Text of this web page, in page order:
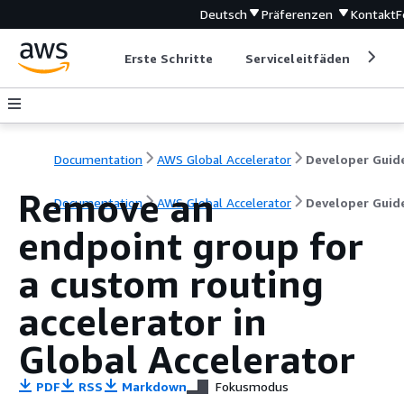
Deutsch Präferenzen Kontakt
Erste Schritte Serviceleitfäden
Documentation AWS Global Accelerator Developer
Documentation AWS Global Accelerator Developer
Remove an
endpoint group for
a custom routing
accelerator in
Global Accelerator
PDF RSS Markdown Fokusmodus